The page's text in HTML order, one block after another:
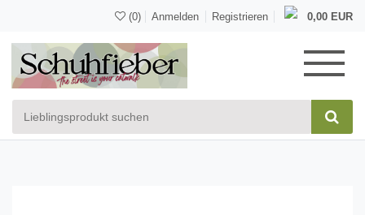
(0) Anmelden Registrieren 0,00 EUR